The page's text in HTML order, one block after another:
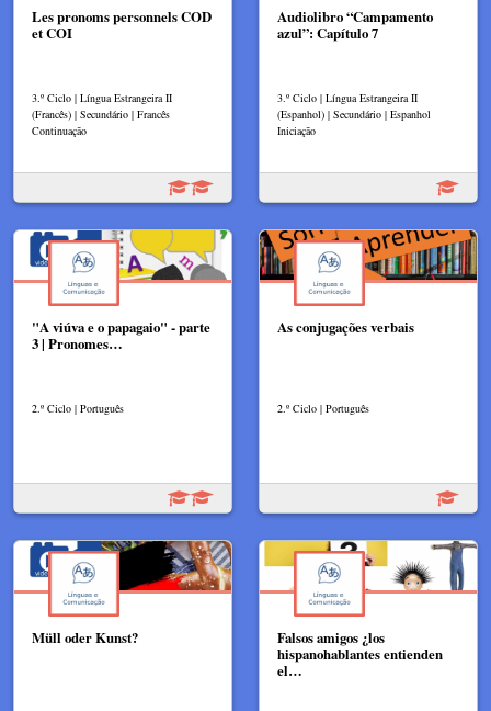
Les pronoms personnels COD
et COI
3.º Ciclo | Língua Estrangeira II
(Francês) | Secundário | Francês
Continuação
Audiolibro “Campamento
azul”: Capítulo 7
3.º Ciclo | Língua Estrangeira II
(Espanhol) | Secundário | Espanhol
Iniciação
"A viúva e o papagaio" - parte
3 | Pronomes…
2.º Ciclo | Português
As conjugações verbais
2.º Ciclo | Português
Müll oder Kunst?
Falsos amigos ¿los
hispanohablantes entienden
el…